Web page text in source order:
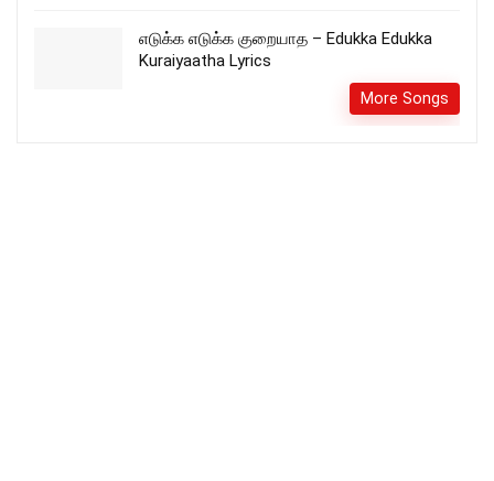
எடுக்க எடுக்க குறையாத – Edukka Edukka
Kuraiyaatha Lyrics
More Songs